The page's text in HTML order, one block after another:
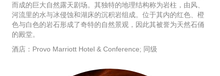
而成的巨大自然露天剧场。其独特的地理结构称为岩柱，由风、
河流里的水与冰侵蚀和湖床的沉积岩组成。位于其内的红色、橙
色与白色的岩石形成了奇特的自然景观，因此其被誉为天然石俑
的殿堂。
酒店：Provo Marriott Hotel & Conference; 同级